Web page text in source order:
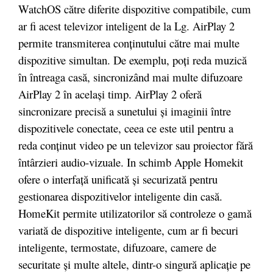
WatchOS către diferite dispozitive compatibile, cum
ar fi acest televizor inteligent de la Lg. AirPlay 2
permite transmiterea conținutului către mai multe
dispozitive simultan. De exemplu, poți reda muzică
în întreaga casă, sincronizând mai multe difuzoare
AirPlay 2 în același timp. AirPlay 2 oferă
sincronizare precisă a sunetului și imaginii între
dispozitivele conectate, ceea ce este util pentru a
reda conținut video pe un televizor sau proiector fără
întârzieri audio-vizuale. In schimb Apple Homekit
ofere o interfață unificată și securizată pentru
gestionarea dispozitivelor inteligente din casă.
HomeKit permite utilizatorilor să controleze o gamă
variată de dispozitive inteligente, cum ar fi becuri
inteligente, termostate, difuzoare, camere de
securitate și multe altele, dintr-o singură aplicație pe